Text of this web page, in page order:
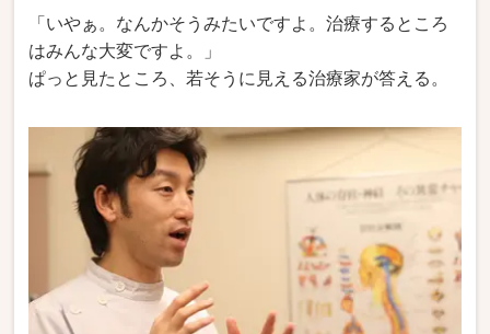
「いやぁ。なんかそうみたいですよ。治療するところ
はみんな大変ですよ。」
ぱっと見たところ、若そうに見える治療家が答える。